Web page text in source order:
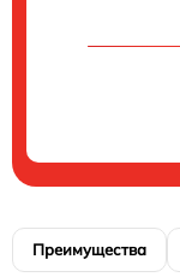
Преимущества